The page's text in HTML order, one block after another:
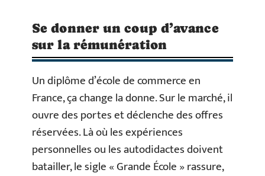
Se donner un coup d’avance
sur la rémunération
Un diplôme d’école de commerce en
France, ça change la donne. Sur le marché, il
ouvre des portes et déclenche des offres
réservées. Là où les expériences
personnelles ou les autodidactes doivent
batailler, le sigle « Grande École » rassure,